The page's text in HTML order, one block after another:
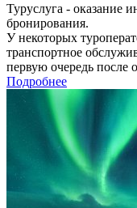
Туруслуга - оказание
бронирования.
У некоторых
транспортное
первую очередь после
Подробнее